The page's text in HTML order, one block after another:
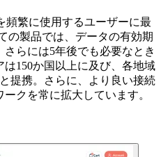
頻繁に使用するユーザーに最
の製品では、データの有効期
らには5年後でも必要なとき
150か国以上に及び、各地域
提携。さらに、より良い接続
クを常に拡大しています。